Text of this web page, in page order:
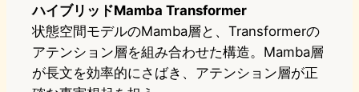
ハイブリッドMamba Transformer
状態空間モデルのMamba層と、Transformerの
アテンション層を組み合わせた構造。Mamba層
が長文を効率的にさばき、アテンション層が正